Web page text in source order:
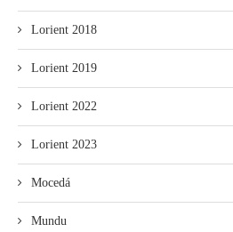
Lorient 2018
Lorient 2019
Lorient 2022
Lorient 2023
Mocedá
Mundu